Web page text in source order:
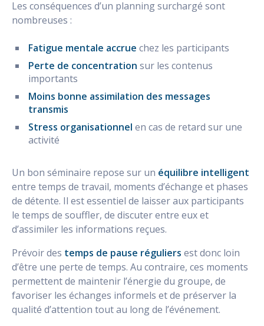
Les conséquences d’un planning surchargé sont
nombreuses :
Fatigue mentale accrue chez les participants
Perte de concentration sur les contenus
importants
Moins bonne assimilation des messages
transmis
Stress organisationnel en cas de retard sur une
activité
Un bon séminaire repose sur un équilibre intelligent
entre temps de travail, moments d’échange et phases
de détente. Il est essentiel de laisser aux participants
le temps de souffler, de discuter entre eux et
d’assimiler les informations reçues.
Prévoir des temps de pause réguliers est donc loin
d’être une perte de temps. Au contraire, ces moments
permettent de maintenir l’énergie du groupe, de
favoriser les échanges informels et de préserver la
qualité d’attention tout au long de l’événement.